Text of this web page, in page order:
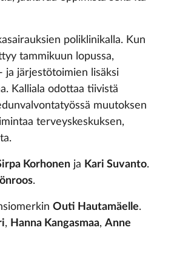
poliklinikalla. Kun
tammikuun lopussa,
ja järjestötoimien lisäksi
Kalliala odottaa tiivistä
muutoksen
terveyskeskuksen,
Korhonen ja Kari Suvanto.
.
Outi Hautamäelle.
, Hanna Kangasmaa, Anne